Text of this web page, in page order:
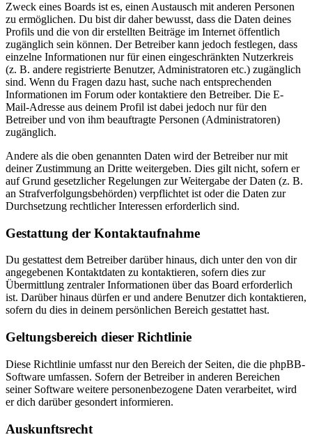
Zweck eines Boards ist es, einen Austausch mit anderen Personen
zu ermöglichen. Du bist dir daher bewusst, dass die Daten deines
Profils und die von dir erstellten Beiträge im Internet öffentlich
zugänglich sein können. Der Betreiber kann jedoch festlegen, dass
einzelne Informationen nur für einen eingeschränkten Nutzerkreis
(z. B. andere registrierte Benutzer, Administratoren etc.) zugänglich
sind. Wenn du Fragen dazu hast, suche nach entsprechenden
Informationen im Forum oder kontaktiere den Betreiber. Die E-
Mail-Adresse aus deinem Profil ist dabei jedoch nur für den
Betreiber und von ihm beauftragte Personen (Administratoren)
zugänglich.
Andere als die oben genannten Daten wird der Betreiber nur mit
deiner Zustimmung an Dritte weitergeben. Dies gilt nicht, sofern er
auf Grund gesetzlicher Regelungen zur Weitergabe der Daten (z. B.
an Strafverfolgungsbehörden) verpflichtet ist oder die Daten zur
Durchsetzung rechtlicher Interessen erforderlich sind.
Gestattung der Kontaktaufnahme
Du gestattest dem Betreiber darüber hinaus, dich unter den von dir
angegebenen Kontaktdaten zu kontaktieren, sofern dies zur
Übermittlung zentraler Informationen über das Board erforderlich
ist. Darüber hinaus dürfen er und andere Benutzer dich kontaktieren,
sofern du dies in deinem persönlichen Bereich gestattet hast.
Geltungsbereich dieser Richtlinie
Diese Richtlinie umfasst nur den Bereich der Seiten, die die phpBB-
Software umfassen. Sofern der Betreiber in anderen Bereichen
seiner Software weitere personenbezogene Daten verarbeitet, wird
er dich darüber gesondert informieren.
Auskunftsrecht